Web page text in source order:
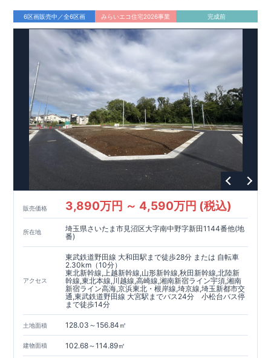
6区画販売中／全6区画 みらいエコ住宅2026事業 完成前
販売価格 3,890万円 ～ 4,590万円 (税込)
所在地
埼玉県さいたま市見沼区大字南中野字新田1144番他(地
番)
アクセス
東武鉄道野田線 大和田駅まで徒歩28分 または 自転車
2.30km（10分）
東北新幹線,上越新幹線,山形新幹線,秋田新幹線,北陸新
幹線,東北本線,川越線,高崎線,湘南新宿ライン宇須,湘南
新宿ライン高海,京浜東北・根岸線,埼京線,埼玉新都市交
通,東武鉄道野田線 大宮駅までバス24分 小松台バス停
まで徒歩14分
土地面積 128.03～156.84㎡
建物面積 102.68～114.89㎡